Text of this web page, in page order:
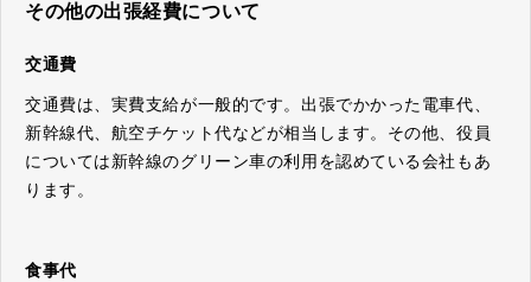
その他の出張経費について
交通費
交通費は、実費支給が一般的です。出張でかかった電車代、
新幹線代、航空チケット代などが相当します。その他、役員
については新幹線のグリーン車の利用を認めている会社もあ
ります。
食事代